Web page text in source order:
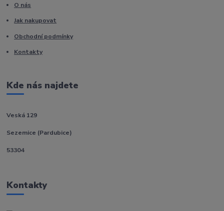
O nás
Jak nakupovat
Obchodní podmínky
Kontakty
Kde nás najdete
Veská 129
Sezemice (Pardubice)
53304
Kontakty